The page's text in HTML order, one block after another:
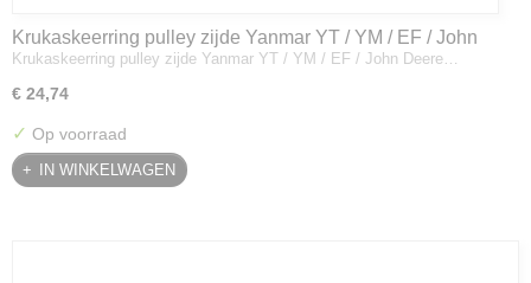
Krukaskeerring pulley zijde Yanmar YT / YM / EF / John
Deere - 119934-01800
Krukaskeerring pulley zijde Yanmar YT / YM / EF / John Deere…
€ 24,74
✓ Op voorraad
IN WINKELWAGEN